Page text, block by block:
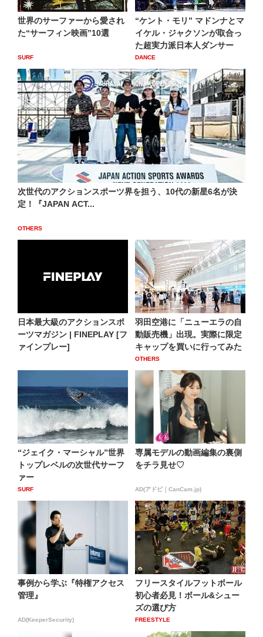
世界のサーファーから愛され
た“サーフィン映画”10選
SURF
“ケント・モリ” マドンナとマ
イケル・ジャクソンが取合っ
た超実力派日本人ダンサー
DANCE
次世代のアクションスポーツ界を担う、10代の新星6名が決
定！『JAPAN ACT...
OTHERS
日本最大級のアクションスポ
ーツマガジン | FINEPLAY [フ
ァインプレー]
羽田空港に「ニューエラの自
動販売機」出現。実際に限定
キャップを買いに行ってみた
OTHERS
“ジェイク・マーシャル”世界
トップレベルの次世代サーフ
ァー
SURF
専属モデルの動画編集の裏側
をチラ見せ♡
AD(アドビ｜CanCam.jp)
事例から学ぶ『特権アクセス
管理』
AD(KeeperSecurity)
フリースタイルフットボール
初心者必見！ボール&シュー
ズの選び方
FREESTYLE